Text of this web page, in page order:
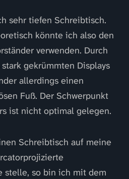
sehr tiefen Schreibtisch.
könnte ich also den
verwenden. Durch
gekrümmten Displays
allerdings einen
Fuß. Der Schwerpunkt
ist nicht optimal gelegen.
Schreibtisch auf meine
stelle, so bin ich mit dem